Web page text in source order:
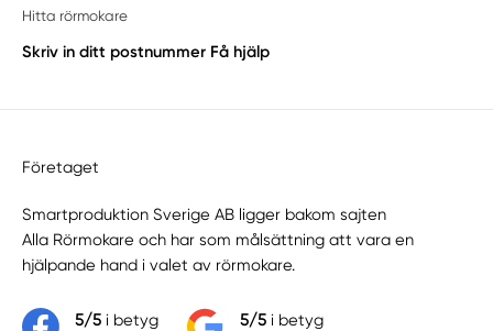
Hitta rörmokare
Skriv in ditt postnummer Få hjälp
Företaget
Smartproduktion Sverige AB ligger bakom sajten
Alla Rörmokare och har som målsättning att vara en
hjälpande hand i valet av rörmokare.
5/5i betyg 5/5i betyg